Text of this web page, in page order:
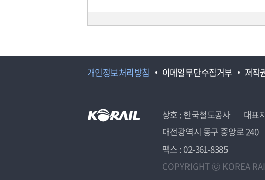
개인정보처리방침 이메일무단수집거부 저작
상호 : 한국철도공사 대표
대전광역시 동구 중앙로 240
팩스 : 02-361-8385
COPYRIGHT ⓒ KOREA